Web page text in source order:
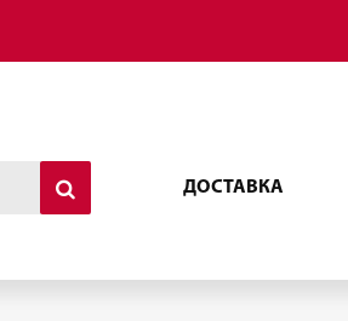
ДОСТАВКА